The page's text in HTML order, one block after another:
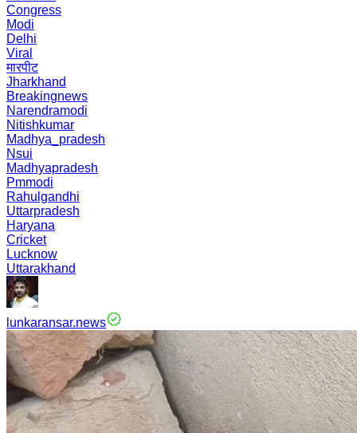
Congress
Modi
Delhi
Viral
मारपीट
Jharkhand
Breakingnews
Narendramodi
Nitishkumar
Madhya_pradesh
Nsui
Madhyapradesh
Pmmodi
Rahulgandhi
Uttarpradesh
Haryana
Cricket
Lucknow
Uttarakhand
lunkaransar.news